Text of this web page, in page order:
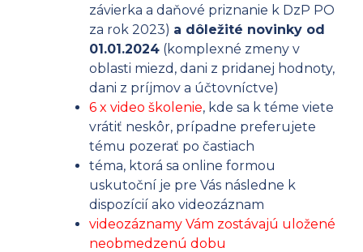
závierka a daňové priznanie k DzP PO
za rok 2023) a dôležité novinky od
01.01.2024 (komplexné zmeny v
oblasti miezd, dani z pridanej hodnoty,
dani z príjmov a účtovníctve)
6 x video školenie, kde sa k téme viete
vrátiť neskôr, prípadne preferujete
tému pozerať po častiach
téma, ktorá sa online formou
uskutoční je pre Vás následne k
dispozícií ako videozáznam
videozáznamy Vám zostávajú uložené
neobmedzenú dobu